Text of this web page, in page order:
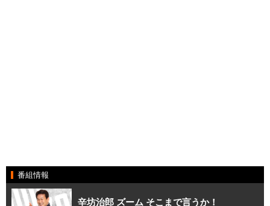
番組情報
辛坊治郎 ズーム そこまで言うか！